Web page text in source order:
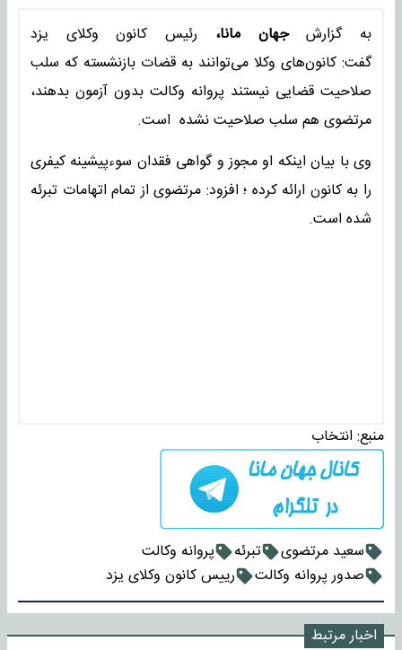
به گزارشجهان مانا، رئیس کانون وکلای یزد
گفت: کانون‌های وکلا می‌توانند به قضات بازنشسته که سلب
صلاحیت قضایی نیستند پروانه وکالت بدون آزمون بدهند،
مرتضوی هم سلب صلاحیت نشده است.
وی با بیان اینکه او مجوز و گواهی فقدان سوءپیشینه کیفری
را به کانون ارائه کرده ؛ افزود: مرتضوی از تمام اتهامات تبرئه
شده است.
منبع: انتخاب
سعید مرتضوی تبرئه
پروانه وکالت
صدور پروانه وکالت
رییس کانون وکلای یزد
اخبار مرتبط